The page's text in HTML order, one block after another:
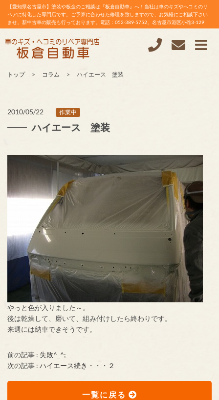
【愛知県名古屋市】塗装や板金のご相談は『板倉自動車』へ！当社は車のキズやヘコミのリ
ペアに特化した専門店です。ご予算に合わせた修理を致しますので、お気軽にご相談下さい
ませ。新中古車の販売も行っております。電話：052-389-5752。名古屋市港区小碓3-129
トップ コラム ハイエース 塗装
2010/05/22 作業中
ハイエース 塗装
やっと色が入りました～。
後は乾燥して、磨いて、組み付けしたら終わりです。
来週には納車できそうです。
前の記事 : 失敗^_^;
次の記事 : ハイエース続き・・・２
一覧に戻る